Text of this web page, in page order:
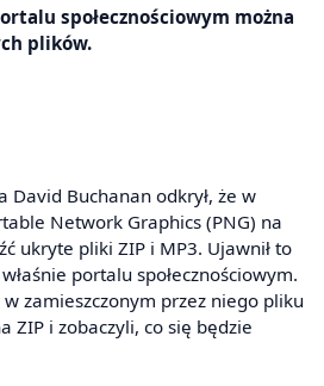
społecznościowym można
plików.
David Buchanan odkrył, że w
Network Graphics (PNG) na
ukryte pliki ZIP i MP3. Ujawnił to
portalu społecznościowym.
w zamieszczonym przez niego pliku
ZIP i zobaczyli, co się będzie